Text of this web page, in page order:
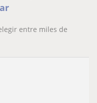
entre miles de